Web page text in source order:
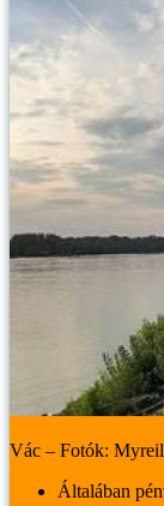
Vác – Fotók:
Általában